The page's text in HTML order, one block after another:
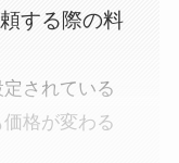
する際の料
されている
価格が変わる